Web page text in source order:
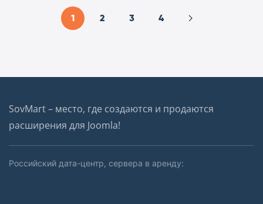
1 2 3 4
SovMart – место, где создаются и продаются
расширения для Joomla!
Российский дата-центр, сервера в аренду: